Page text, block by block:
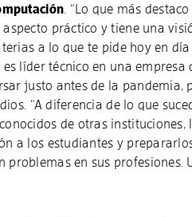
. “Lo que más
práctico y tiene una
a lo que te pide hoy en
líder técnico en una empresa
justo antes de la pandemia,
“A diferencia de lo que
de otras instituciones,
a los estudiantes y
problemas en sus profesiones.